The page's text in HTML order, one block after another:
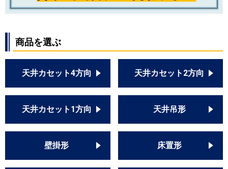
商品を選ぶ
天井カセット4方向 天井カセット2方向
天井カセット1方向 天井吊形
壁掛形 床置形